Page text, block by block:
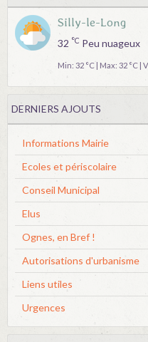
Silly-le-Long
32 °C Peu nuageux
Min: 32 °C | Max: 32 °C |
DERNIERS AJOUTS
Informations Mairie
Ecoles et périscolaire
Conseil Municipal
Elus
Ognes, en Bref !
Autorisations d'urbanisme
Liens utiles
Urgences